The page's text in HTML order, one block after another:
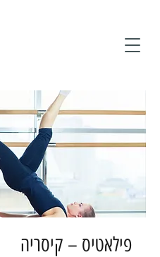
פילאטיס – קיסריה